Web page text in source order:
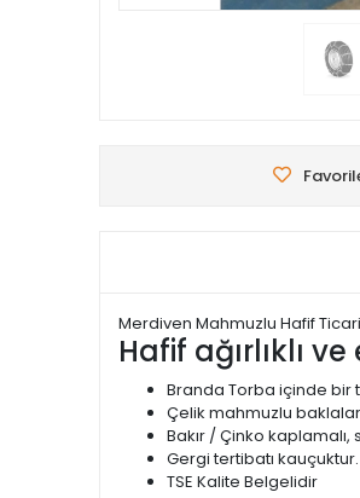
Merdiven Mahmuzlu Hafif
Hafif ağırlıklı
Branda Torba içinde bir
Çelik mahmuzlu
Bakır / Çinko
Gergi tertibatı kauçuktur.
TSE Kalite Belgelidir